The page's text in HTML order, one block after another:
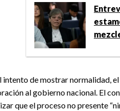
intento de mostrar normalidad,
al gobierno nacional. El
que el proceso no presente